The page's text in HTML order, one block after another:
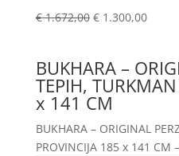
€1.672,00 €1.300,00
BUKHARA –
TEPIH,
x 141 CM
BUKHARA – ORIGINAL
PROVINCIJA 185 x 141 CM